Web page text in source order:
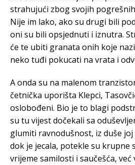
strahujući zbog svojih
Nije im lako, ako su drugi bili
oni su bili opsjednuti i iznutra.
će te ubiti granata onih koje
neko tuđi pokucati na vrata i
A onda su na malenom
četnička uporišta Klepci,
oslobođeni. Bio je to blagi
su tu vijest dočekali sa
glumiti ravnodušnost, iz duše joj
dok je jecala, potekle su krupne
vrijeme samilosti i saučešća,